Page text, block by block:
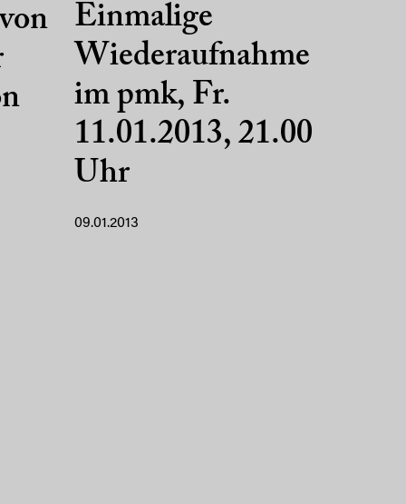
Einmalige
Wiederaufnahme
im pmk, Fr.
11.01.2013, 21.00
Uhr
09.01.2013